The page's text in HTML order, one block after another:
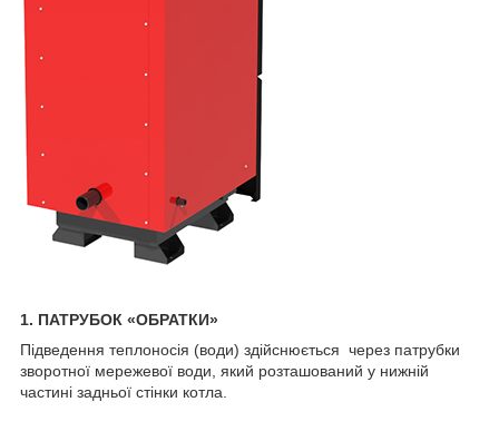
1. ПАТРУБОК «ОБРАТКИ»
Підведення теплоносія (води) здійснюється через патрубки
зворотної мережевої води, який розташований у нижній
частині задньої стінки котла.